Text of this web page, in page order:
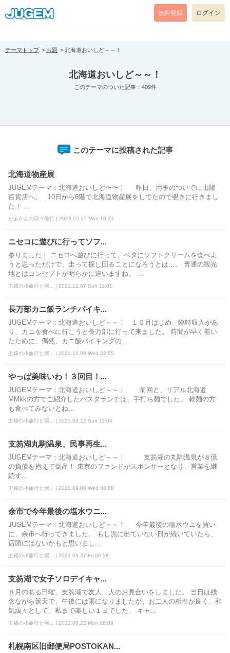
[pear_error: message="Success" code=0 mode=return level=notice
prefix="" info=""]
無料登録 ログイン
テーマトップ お題 北海道おいしど～～！
北海道おいしど～～！
このテーマのついた記事：409件
このテーマに投稿された記事
北海道物産展
JUGEMテーマ：北海道おいしど〜〜！ 昨日、用事のついでに山陽
百貨店へ。 10日から6階で北海道物産展をしてたので覗きに行きまし
た！ ...
かぁかんの日々修行 | 2023.05.15 Mon 10:21
ニセコに遊びに行ってソフ...
参りました！ ニセコへ遊びに行って、ベタにソフトクリームを食べよ
うと思っただけで、走って探し回ることになろうとは…。 普通の観光
地とはコンセプトが明らかに違いますね。 ...
主婦の小旅行と弱... | 2021.11.07 Sun 11:01
長万部カニ飯ランチバイキ...
JUGEMテーマ：北海道おいしど～～！ １０月はじめ、臨時収入があ
り、カニを食べに行こうと長万部に行って来ました。 時間が早く着い
たために、偶然、カニ飯バイキングの...
主婦の小旅行と弱... | 2021.10.06 Wed 22:55
やっぱ美味いわ！３回目！...
JUGEMテーマ：北海道おいしど～～！ 前回と、リアル北海道
MMkkの方でご紹介したパスタランチは、手打ち麺でした。 乾麺の方
も食べてみないとね...
主婦の小旅行と弱... | 2021.09.12 Sun 11:04
支笏湖丸駒温泉、民事再生...
JUGEMテーマ：北海道おいしど～～！ 支笏湖の丸駒温泉が８億
の負債を抱えて倒産！ 東京のファンドがスポンサーとなり、営業を継
続す...
主婦の小旅行と弱... | 2021.09.08 Wed 08:08
余市で今年最後の塩水ウニ...
JUGEMテーマ：北海道おいしど～～！ 今年最後の塩水ウニを買い
に、余市へ行ってきました。 もし漁に出ていない日が続いていたら、
店頭にはないかもと思いまし...
主婦の小旅行と弱... | 2021.08.27 Fri 09:58
支笏湖で女子ソロデイキャ...
８月のある日曜、支笏湖で友人二人のお見合いをしました。 当日は残
念ながら曇天で、午後には雨になりましたが、お二人の相性が良く、和
気藹々として、私まで楽しい１日でした。 キャ...
主婦の小旅行と弱... | 2021.08.23 Mon 18:09
札幌南区旧郵便局POSTOKAN...